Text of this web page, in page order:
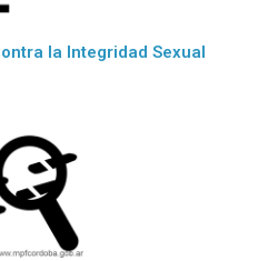
la Integridad Sexual